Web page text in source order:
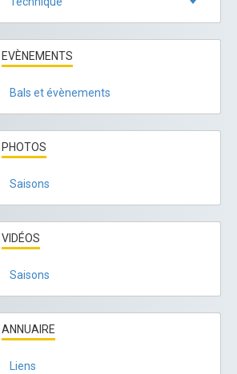
EVÈNEMENTS
Bals et évènements
PHOTOS
Saisons
VIDÉOS
Saisons
ANNUAIRE
Liens